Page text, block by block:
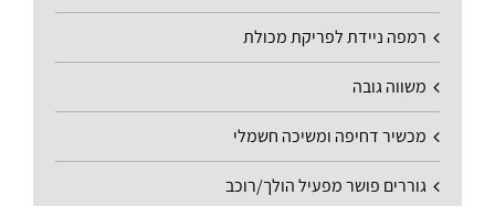
רמפה ניידת לפריקת מכולת
משווה גובה
מכשיר דחיפה ומשיכה חשמלי
גוררים פושר מפעיל הולך/רוכב